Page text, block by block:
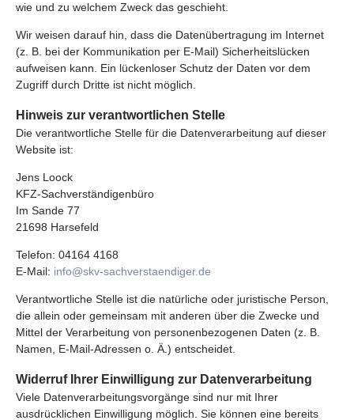
wie und zu welchem Zweck das geschieht.
Wir weisen darauf hin, dass die Datenübertragung im Internet
(z. B. bei der Kommunikation per E-Mail) Sicherheitslücken
aufweisen kann. Ein lückenloser Schutz der Daten vor dem
Zugriff durch Dritte ist nicht möglich.
Hinweis zur verantwortlichen Stelle
Die verantwortliche Stelle für die Datenverarbeitung auf dieser
Website ist:
Jens Loock
KFZ-Sachverständigenbüro
Im Sande 77
21698 Harsefeld
Telefon: 04164 4168
E-Mail: info@skv-sachverstaendiger.de
Verantwortliche Stelle ist die natürliche oder juristische Person,
die allein oder gemeinsam mit anderen über die Zwecke und
Mittel der Verarbeitung von personenbezogenen Daten (z. B.
Namen, E-Mail-Adressen o. Ä.) entscheidet.
Widerruf Ihrer Einwilligung zur Datenverarbeitung
Viele Datenverarbeitungsvorgänge sind nur mit Ihrer
ausdrücklichen Einwilligung möglich. Sie können eine bereits